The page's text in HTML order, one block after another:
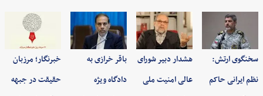
سخنگوی ارتش:
نظم ایرانی حاکم
هشدار دبیر شورای
عالی امنیت ملی
باقر خرازی به
دادگاه ویژه
خبرنگار؛ مرزبان
حقیقت در جبهه